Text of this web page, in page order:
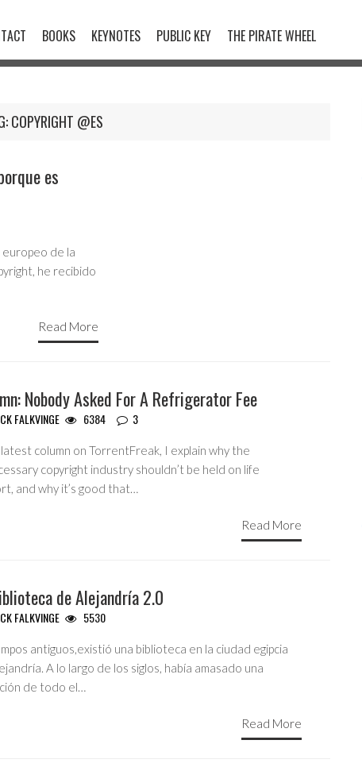
BOOKS KEYNOTES PUBLIC KEY THE PIRATE WHEEL
COPYRIGHT @ES
es
de la
he recibido
Read More
Nobody Asked For A Refrigerator Fee
FALKVINGE 6384 3
latest column on TorrentFreak, I explain why the
copyright industry shouldn’t be held on life
and why it’s good that…
Read More
de Alejandría 2.0
FALKVINGE 5530
antiguos,existió una biblioteca en la ciudad egipcia
A lo largo de los siglos, había amasado una
de todo el…
Read More